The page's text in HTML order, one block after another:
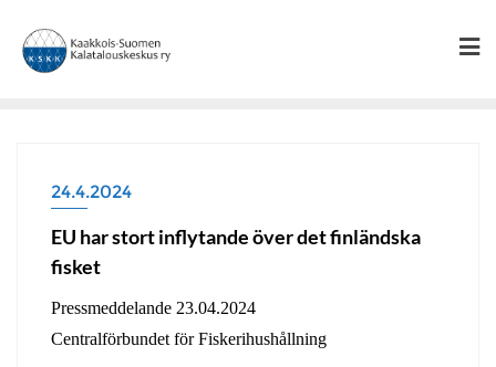
content
24.4.2024
EU har stort inflytande över det finländska
fisket
Pressmeddelande 23.04.2024
Centralförbundet för Fiskerihushållning